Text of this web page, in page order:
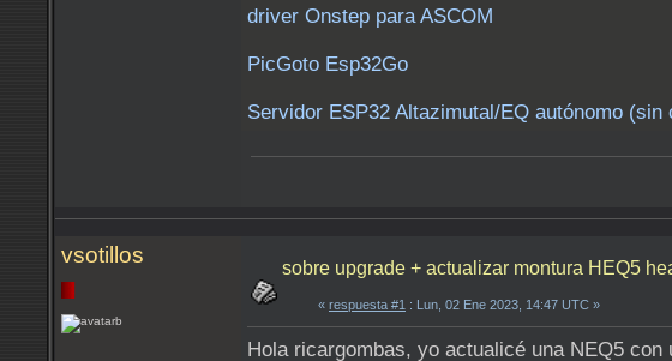
driver Onstep para ASCOM
PicGoto Esp32Go
Servidor ESP32 Altazimutal/EQ autónomo (sin
vsotillos
sobre upgrade + actualizar montura HEQ5
« respuesta #1 : Lun, 02 Ene 2023, 14:47 UTC »
Hola ricargombas, yo actualicé una NEQ5